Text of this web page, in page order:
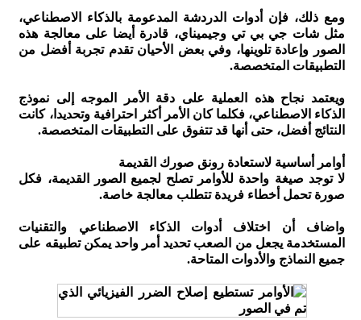
ومع ذلك، فإن أدوات الدردشة المدعومة بالذكاء الاصطناعي،
مثل شات جي بي تي وجيميناي، قادرة أيضا على معالجة هذه
الصور وإعادة تلوينها، وفي بعض الأحيان تقدم تجربة أفضل من
التطبيقات المتخصصة.
ويعتمد نجاح هذه العملية على دقة الأمر الموجه إلى نموذج
الذكاء الاصطناعي، فكلما كان الأمر أكثر احترافية وتحديدا، كانت
النتائج أفضل، حتى أنها قد تتفوق على التطبيقات المتخصصة.
أوامر أساسية لاستعادة رونق صورك القديمة
لا توجد صيغة واحدة للأوامر تصلح لجميع الصور القديمة، فكل
صورة تحمل أخطاء فريدة تتطلب معالجة خاصة.
واضاف أن اختلاف أدوات الذكاء الاصطناعي والتقنيات
المستخدمة يجعل من الصعب تحديد أمر واحد يمكن تطبيقه على
جميع النماذج والأدوات المتاحة.